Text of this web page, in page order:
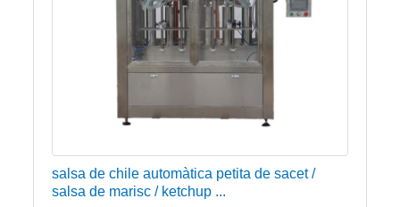
salsa de chile automàtica petita de sacet /
salsa de marisc / ketchup ...